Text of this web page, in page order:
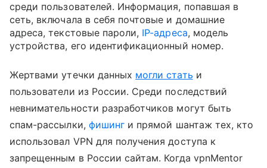
среди пользователей. Информация, попавшая в
сеть, включала в себя почтовые и домашние
адреса, текстовые пароли, IP-адреса, модель
устройства, его идентификационный номер.
Жертвами утечки данных могли стать и
пользователи из России. Среди последствий
невнимательности разработчиков могут быть
спам-рассылки, фишинг и прямой шантаж тех, кто
использовал VPN для получения доступа к
запрещенным в России сайтам. Когда vpnMentor